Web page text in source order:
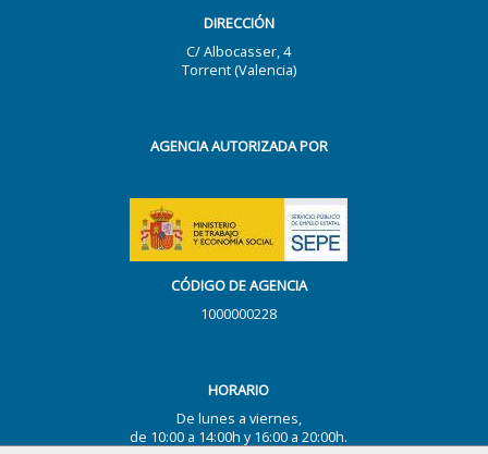
DIRECCIÓN
C/ Albocasser, 4
Torrent (Valencia)
AGENCIA AUTORIZADA POR
CÓDIGO DE AGENCIA
1000000228
HORARIO
De lunes a viernes,
de 10:00 a 14:00h y 16:00 a 20:00h.